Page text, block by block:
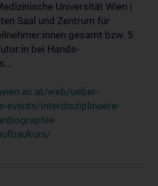
Universität Wien |
Saal und Zentrum für
gesamt bzw. 5
bei Hands-
web/ueber-
events/interdisziplinaere-